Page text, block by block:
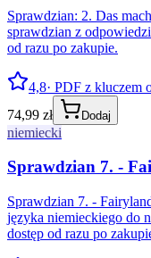
Sprawdzian: 2. Das
sprawdzian z
od razu po zakupie.
4,8· PDF z kluczem
74,99 zł
Dodaj
niemiecki
Sprawdzian 7. -
Sprawdzian 7. -
języka niemieckiego do
dostęp od razu po